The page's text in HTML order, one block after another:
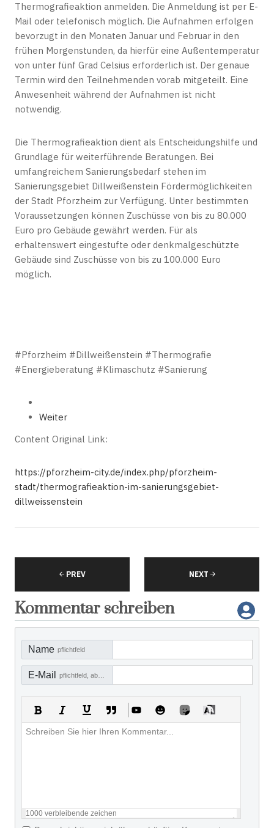
Thermografieaktion anmelden. Die Anmeldung ist per E-
Mail oder telefonisch möglich. Die Aufnahmen erfolgen
bevorzugt in den Monaten Januar und Februar in den
frühen Morgenstunden, da hierfür eine Außentemperatur
von unter fünf Grad Celsius erforderlich ist. Der genaue
Termin wird den Teilnehmenden vorab mitgeteilt. Eine
Anwesenheit während der Aufnahmen ist nicht
notwendig.
Die Thermografieaktion dient als Entscheidungshilfe und
Grundlage für weiterführende Beratungen. Bei
umfangreichem Sanierungsbedarf stehen im
Sanierungsgebiet Dillweißenstein Fördermöglichkeiten
der Stadt Pforzheim zur Verfügung. Unter bestimmten
Voraussetzungen können Zuschüsse von bis zu 80.000
Euro pro Gebäude gewährt werden. Für als
erhaltenswert eingestufte oder denkmalgeschützte
Gebäude sind Zuschüsse von bis zu 100.000 Euro
möglich.
#Pforzheim #Dillweißenstein #Thermografie
#Energieberatung #Klimaschutz #Sanierung
Weiter
Content Original Link:
https://pforzheim-city.de/index.php/pforzheim-
stadt/thermografieaktion-im-sanierungsgebiet-
dillweissenstein
PREV NEXT
Kommentar schreiben
Name pflichtfeld
E-Mail
1000 verbleibende zeichen